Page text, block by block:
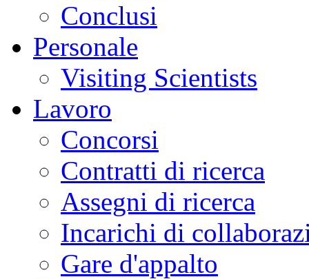
Conclusi
Personale
Visiting Scientists
Lavoro
Concorsi
Contratti di ricerca
Assegni di ricerca
Incarichi di
Gare d'appalto